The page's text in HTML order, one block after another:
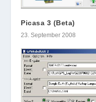
Picasa 3 (Beta)
23. September 2008